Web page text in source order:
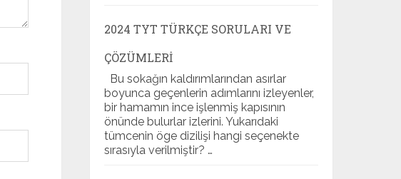
2024 TYT TÜRKÇE SORULARI VE
ÇÖZÜMLERI
Bu sokağın kaldırımlarından asırlar
boyunca geçenlerin adımlarını izleyenler,
bir hamamın ince işlenmiş kapısının
önünde bulurlar izlerini. Yukarıdaki
tümcenin öge dizilişi hangi seçenekte
sırasıyla verilmiştir? …